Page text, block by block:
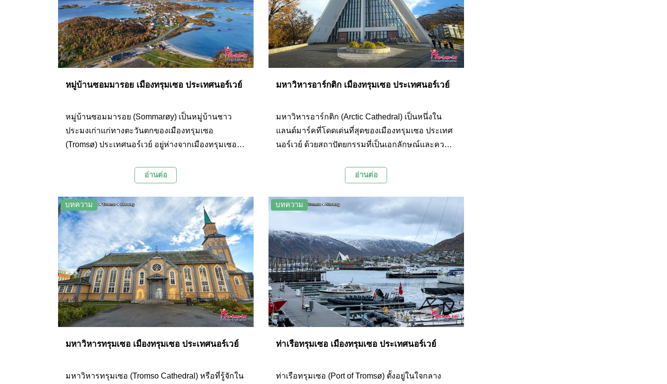
หมู่บ้านซอมมารอย เมืองทรุมเซอ ประเทศนอร์เวย์
หมู่บ้านซอมมารอย (Sommarøy) เป็นหมู่บ้านชาว
ประมงเก่าแก่ทางตะวันตกของเมืองทรุมเซอ
(Tromsø) ประเทศนอร์เวย์ อยู่ห่างจากเมืองทรุมเซอไป
เที่ยวยอดนิยมเนื่องจากมีหาดทรายขาวและทิวทัศน์
อ่านต่อ
มหาวิหารอาร์กติก เมืองทรุมเซอ ประเทศนอร์เวย์
มหาวิหารอาร์กติก (Arctic Cathedral) เป็นหนึ่งใน
แลนด์มาร์คที่โดดเด่นที่สุดของเมืองทรุมเซอ ประเทศ
นอร์เวย์ ด้วยสถาปัตยกรรมที่เป็นเอกลักษณ์และความ
สัญลักษณ์ของเมืองและเป็นจุดหมายปลายทางยอด
นิยมสำหรับนักท่องเที่ยวที่เดินทางมาเยือนทรุมเซอ
อ่านต่อ
บทความ
มหาวิหารทรุมเซอ เมืองทรุมเซอ ประเทศนอร์เวย์
มหาวิหารทรุมเซอ (Tromso Cathedral) หรือที่รู้จักใน
บทความ
ท่าเรือทรุมเซอ เมืองทรุมเซอ ประเทศนอร์เวย์
ท่าเรือทรุมเซอ (Port of Tromsø) ตั้งอยู่ในใจกลาง